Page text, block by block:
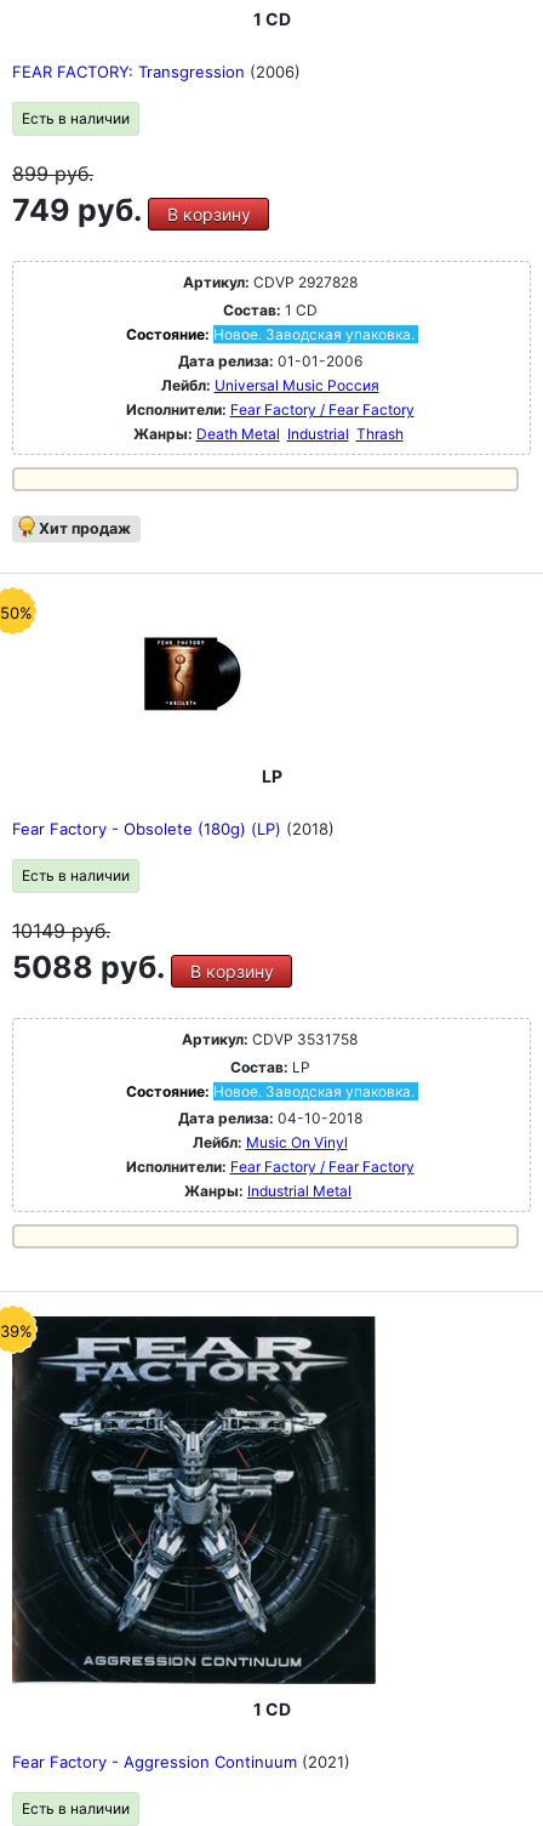
1 CD
FEAR FACTORY: Transgression (2006)
Есть в наличии
899руб.
749 руб. В корзину
Артикул: CDVP 2927828
Состав: 1 CD
Состояние: Новое. Заводская упаковка.
Дата релиза: 01-01-2006
Лейбл: Universal Music Россия
Исполнители: Fear Factory / Fear Factory
Жанры: Death Metal Industrial Thrash
Хит продаж
LP
Fear Factory - Obsolete (180g) (LP) (2018)
Есть в наличии
10149руб.
5088 руб. В корзину
Артикул: CDVP 3531758
Состав: LP
Состояние: Новое. Заводская упаковка.
Дата релиза: 04-10-2018
Лейбл: Music On Vinyl
Исполнители: Fear Factory / Fear Factory
Жанры: Industrial Metal
1 CD
Fear Factory - Aggression Continuum (2021)
Есть в наличии